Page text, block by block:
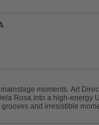
moments. Art
Rosa into a high-energy
and irresistible